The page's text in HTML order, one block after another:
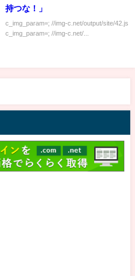
持つな！」
c_img_param=; //img-c.net/output/site/42.js
c_img_param=; //img-c.net/...